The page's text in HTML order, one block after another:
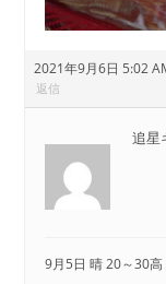
2021年9月6日 5:02
返信
追星
9月5日 晴 20～30高